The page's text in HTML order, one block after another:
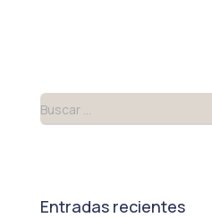
Buscar …
Entradas recientes